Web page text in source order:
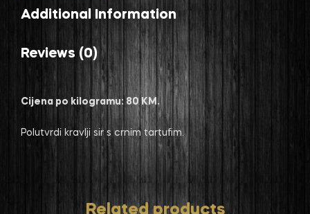
Additional Information
Reviews (0)
Cijena po kilogramu: 80 KM.
Polutvrdi kravlji sir s crnim tartufim.
Related products